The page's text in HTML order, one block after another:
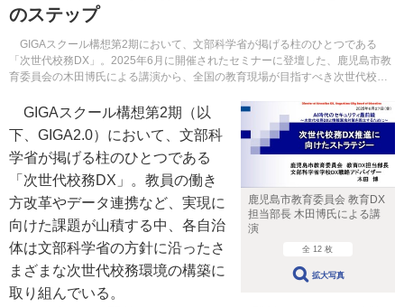
のステップ
GIGAスクール構想第2期において、文部科学省が掲げる柱のひとつである
「次世代校務DX」。2025年6月に開催されたセミナーに登壇した、鹿児島市教
育委員会の木田博氏による講演から、全国の教育現場が目指すべき次世代校務
鹿児島市教育委員会 教育DX
担当部長 木田博氏による講
演
全 12 枚
拡大写真
GIGAスクール構想第2期（以
下、GIGA2.0）において、文部科
学省が掲げる柱のひとつである
「次世代校務DX」。教員の働き
方改革やデータ連携など、実現に
向けた課題が山積する中、各自治
体は文部科学省の方針に沿ったさ
まざまな次世代校務環境の構築に
取り組んでいる。